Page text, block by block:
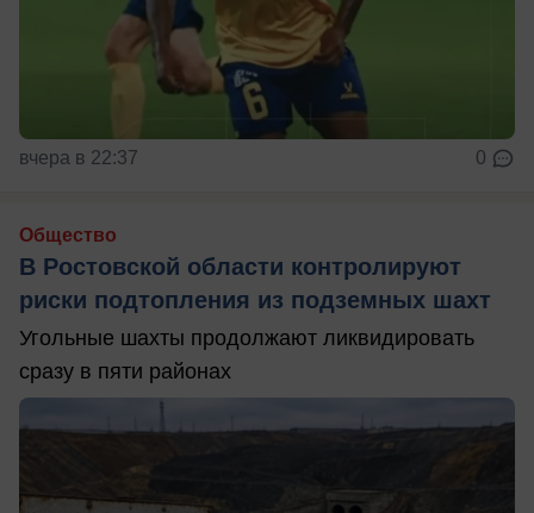
вчера в 22:37 0
Общество
В Ростовской области контролируют
риски подтопления из подземных шахт
Угольные шахты продолжают ликвидировать
сразу в пяти районах